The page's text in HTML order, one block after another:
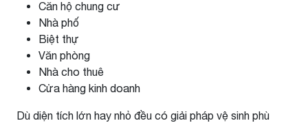
Căn hộ chung cư
Nhà phố
Biệt thự
Văn phòng
Nhà cho thuê
Cửa hàng kinh doanh
Dù diện tích lớn hay nhỏ đều có giải pháp vệ sinh phù